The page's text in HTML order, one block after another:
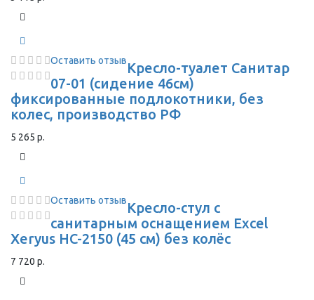
Оставить отзывКресло-туалет Санитар
07-01 (сидение 46см)
фиксированные подлокотники, без
колес, производство РФ
5 265 р.
Оставить отзывКресло-стул с
санитарным оснащением Excel
Xeryus HC-2150 (45 см) без колёс
7 720 р.